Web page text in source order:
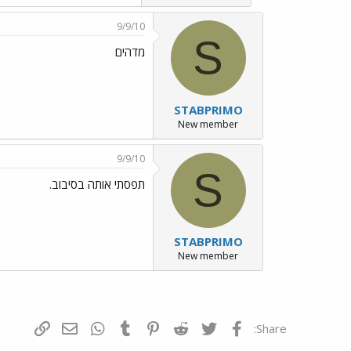
S
STABPRIMO
New member
9/9/10
מדהים
S
STABPRIMO
New member
9/9/10
תפסתי אותה בסיבוב.
Share: פייסבוק Twitter
Reddit
Pinterest
Tumblr
WhatsAppדואר אלקטרוני